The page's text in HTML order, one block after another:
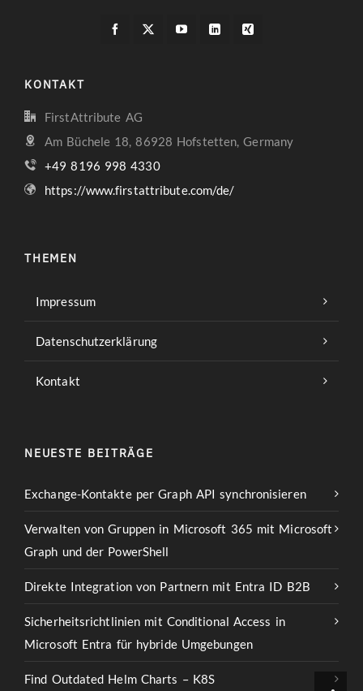
KONTAKT
FirstAttribute AG
Am Büchele 18, 86928 Hofstetten, Germany
+49 8196 998 4330
https://www.firstattribute.com/de/
THEMEN
Impressum
Datenschutzerklärung
Kontakt
NEUESTE BEITRÄGE
Exchange-Kontakte per Graph API synchronisieren
Verwalten von Gruppen in Microsoft 365 mit Microsoft
Graph und der PowerShell
Direkte Integration von Partnern mit Entra ID B2B
Sicherheitsrichtlinien mit Conditional Access in
Microsoft Entra für hybride Umgebungen
Find Outdated Helm Charts – K8S